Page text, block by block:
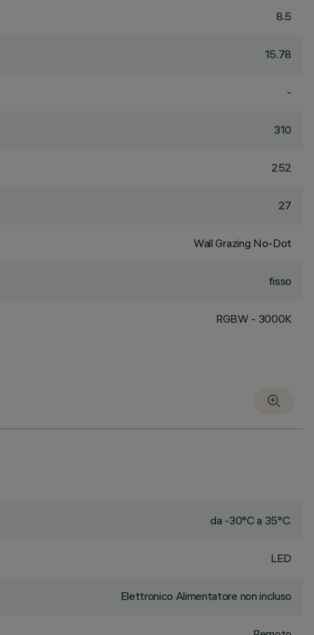
8.5
15.78
-
310
252
27
Wall Grazing No-Dot
fisso
RGBW - 3000K
da -30°C a 35°C.
LED
Elettronico Alimentatore non incluso